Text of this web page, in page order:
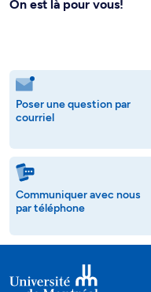
On est là pour vous!
Poser une question par
courriel
Communiquer avec nous
par téléphone